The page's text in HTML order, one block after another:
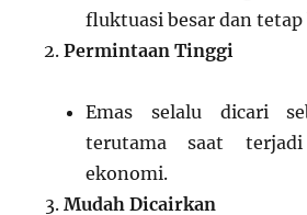
fluktuasi besar dan
Permintaan Tinggi
Emas selalu dicari
terutama saat terjadi
ekonomi.
Mudah Dicairkan